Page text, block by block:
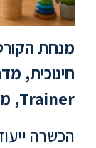
היחידה
ללימודי
אנגלית
ועברית
תואר
מנחת
Trainer, מדריכת EMDR
הכשרה